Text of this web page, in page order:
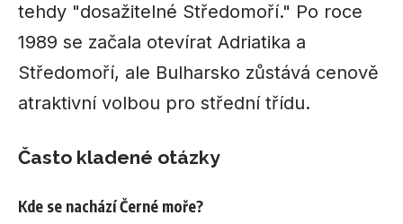
tehdy "dosažitelné Středomoří." Po roce
1989 se začala otevírat Adriatika a
Středomoří, ale Bulharsko zůstává cenově
atraktivní volbou pro střední třídu.
Často kladené otázky
Kde se nachází Černé moře?